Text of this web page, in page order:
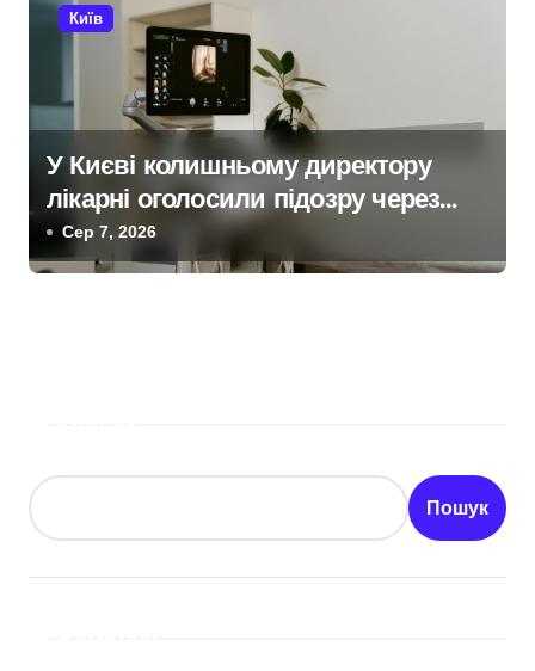
Київ
У Києві колишньому директору
лікарні оголосили підозру через
завищену ціну на УЗД на 6 млн грн
Сер 7, 2026
Пошук